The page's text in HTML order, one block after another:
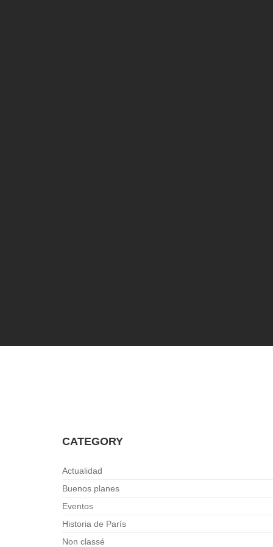
CATEGORY
Actualidad
Buenos planes
Eventos
Historia de París
Non classé